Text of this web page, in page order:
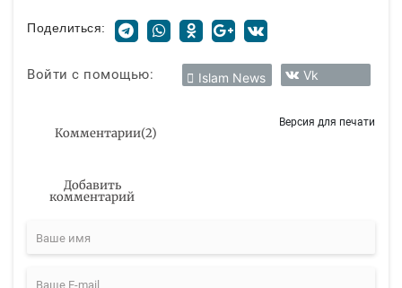
Поделиться:
Войти с помощью: Islam News Vk
Комментарии(2)
Версия для печати
Добавить
комментарий